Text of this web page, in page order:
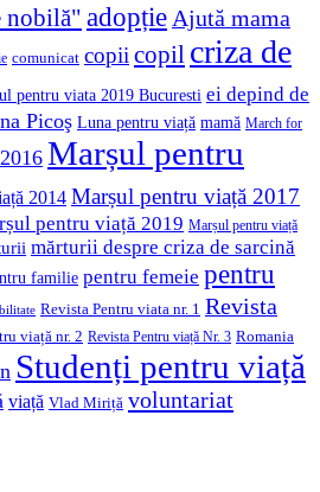
nobilă" adopțieAjută mama
comunicat copiicopil criza de
pentru viata 2019 Bucuresti ei depind de
Picoş Luna pentru viață mamă March for
Marșul pentru
2014 Marșul pentru viață 2017
pentru viață 2019 Marșul pentru viață
mărturii despre criza de sarcină
familie pentru femeie pentru
Revista Pentru viata nr. 1 Revista
viață nr. 2 Revista Pentru viață Nr. 3 Romania
Studenți pentru viață
viață Vlad Miriță voluntariat